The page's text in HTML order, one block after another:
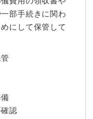
部手続きに関わ
にして保管して
認